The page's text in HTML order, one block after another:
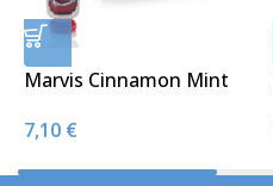
Marvis Cinnamon Mint
Οδοντόκρεμα – 85ml
7,10 €